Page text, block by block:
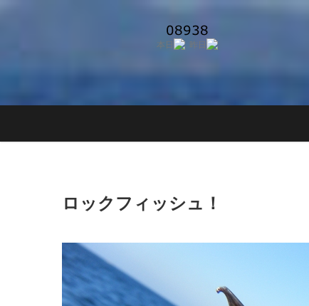
ロックフィッシュ！